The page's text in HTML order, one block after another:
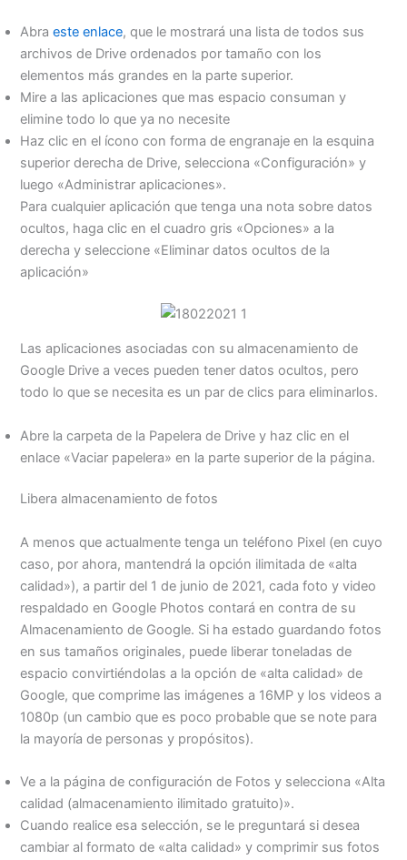
Abraeste enlace, que le mostrará una lista de todos sus
archivos de Drive ordenados por tamaño con los
elementos más grandes en la parte superior.
Mire a las aplicaciones que mas espacio consuman y
elimine todo lo que ya no necesite
Haz clic en el ícono con forma de engranaje en la esquina
superior derecha de Drive, selecciona «Configuración» y
luego «Administrar aplicaciones».
Para cualquier aplicación que tenga una nota sobre datos
ocultos, haga clic en el cuadro gris «Opciones» a la
derecha y seleccione «Eliminar datos ocultos de la
aplicación»
Las aplicaciones asociadas con su almacenamiento de
Google Drive a veces pueden tener datos ocultos, pero
todo lo que se necesita es un par de clics para eliminarlos.
Abre la carpeta de la Papelera de Drive y haz clic en el
enlace «Vaciar papelera» en la parte superior de la página.
Libera almacenamiento de fotos
A menos que actualmente tenga un teléfono Pixel (en cuyo
caso, por ahora, mantendrá la opción ilimitada de «alta
calidad»), a partir del 1 de junio de 2021, cada foto y video
respaldado en Google Photos contará en contra de su
Almacenamiento de Google. Si ha estado guardando fotos
en sus tamaños originales, puede liberar toneladas de
espacio convirtiéndolas a la opción de «alta calidad» de
Google, que comprime las imágenes a 16MP y los videos a
1080p (un cambio que es poco probable que se note para
la mayoría de personas y propósitos).
Ve a la página de configuración de Fotos y selecciona «Alta
calidad (almacenamiento ilimitado gratuito)».
Cuando realice esa selección, se le preguntará si desea
cambiar al formato de «alta calidad» y comprimir sus fotos